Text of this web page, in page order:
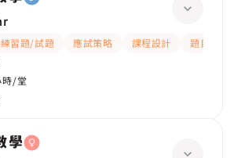
習題/試題 應試策略 課程設計
題目講解
時/堂
學